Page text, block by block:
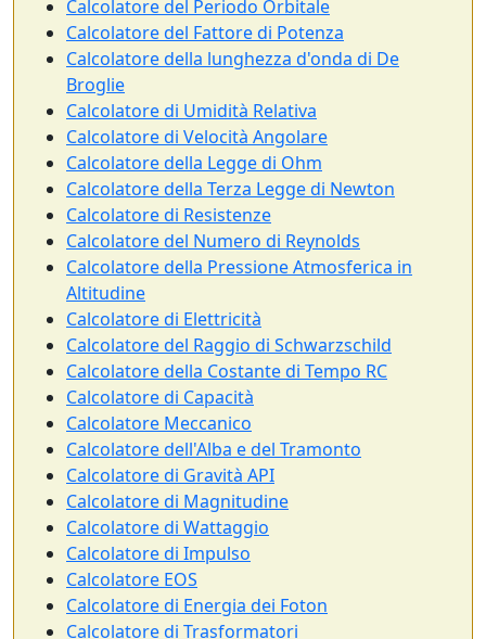
Calcolatore del Periodo Orbitale
Calcolatore del Fattore di Potenza
Calcolatore della lunghezza d'onda di De
Broglie
Calcolatore di Umidità Relativa
Calcolatore di Velocità Angolare
Calcolatore della Legge di Ohm
Calcolatore della Terza Legge di Newton
Calcolatore di Resistenze
Calcolatore del Numero di Reynolds
Calcolatore della Pressione Atmosferica in
Altitudine
Calcolatore di Elettricità
Calcolatore del Raggio di Schwarzschild
Calcolatore della Costante di Tempo RC
Calcolatore di Capacità
Calcolatore Meccanico
Calcolatore dell'Alba e del Tramonto
Calcolatore di Gravità API
Calcolatore di Magnitudine
Calcolatore di Wattaggio
Calcolatore di Impulso
Calcolatore EOS
Calcolatore di Energia dei Foton
Calcolatore di Trasformatori